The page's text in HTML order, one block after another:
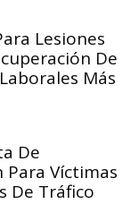
Lesiones
De
Más
De
Para Víctimas
De Tráfico